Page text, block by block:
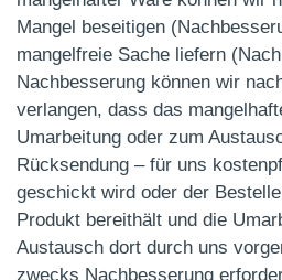
Mangel beseitigen
mangelfreie Sache liefern
Nachbesserung können wir
verlangen, dass das
Umarbeitung oder zum
Rücksendung – für uns
geschickt wird oder der
Produkt bereithält und die
Austausch dort durch uns
zwecks Nachbesserung